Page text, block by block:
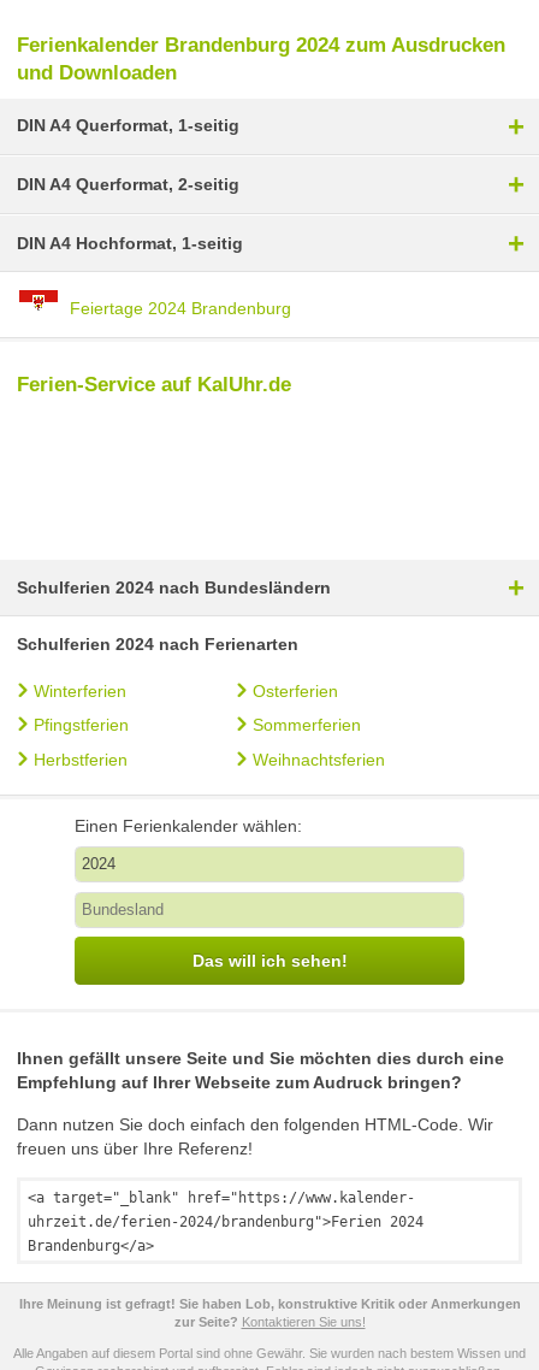
Ferienkalender Brandenburg 2024 zum Ausdrucken
und Downloaden
DIN A4 Querformat, 1-seitig +
DIN A4 Querformat, 2-seitig +
DIN A4 Hochformat, 1-seitig +
Feiertage 2024 Brandenburg
Ferien-Service auf KalUhr.de
Schulferien 2024 nach Bundesländern +
Schulferien 2024 nach Ferienarten
Winterferien
Osterferien
Pfingstferien
Sommerferien
Herbstferien
Weihnachtsferien
Einen Ferienkalender wählen:
Das will ich sehen!
Ihnen gefällt unsere Seite und Sie möchten dies durch eine
Empfehlung auf Ihrer Webseite zum Audruck bringen?
Dann nutzen Sie doch einfach den folgenden HTML-Code. Wir
freuen uns über Ihre Referenz!
<a target="_blank" href="https://www.kalender-
uhrzeit.de/ferien-2024/brandenburg">Ferien 2024
Brandenburg</a>
Ihre Meinung ist gefragt! Sie haben Lob, konstruktive Kritik oder Anmerkungen
zur Seite? Kontaktieren Sie uns!
Alle Angaben auf diesem Portal sind ohne Gewähr. Sie wurden nach bestem Wissen und